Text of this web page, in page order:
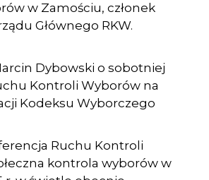
w Zamościu, członek
Głównego RKW.
Dybowski o sobotniej
Kontroli Wyborów na
Kodeksu Wyborczego
Ruchu Kontroli
kontrola wyborów w